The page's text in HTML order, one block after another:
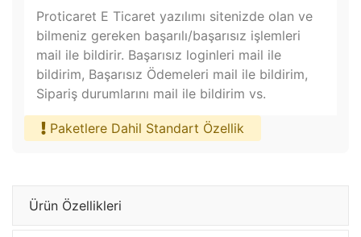
Proticaret E Ticaret yazılımı sitenizde olan ve
bilmeniz gereken başarılı/başarısız işlemleri
mail ile bildirir. Başarısız loginleri mail ile
bildirim, Başarısız Ödemeleri mail ile bildirim,
Sipariş durumlarını mail ile bildirim vs.
Paketlere Dahil Standart Özellik
Ürün Özellikleri